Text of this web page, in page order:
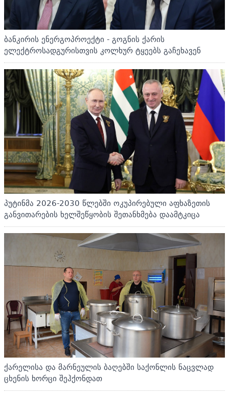
ბანკირის ენერგოპროექტი - გოგნის ქარის
ელექტროსადგურისთვის კოლხურ ტყეებს გაჩეხავენ
პუტინმა 2026-2030 წლებში ოკუპირებული აფხაზეთის
განვითარების ხელშეწყობის შეთანხმება დაამტკიცა
ქარელისა და მარნეულის ბაღებში საქონლის ნაცვლად
ცხენის ხორცი შეჰქონდათ